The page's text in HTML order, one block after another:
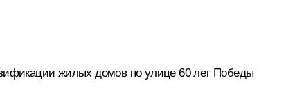
жилых домов по улице 60 лет Победы